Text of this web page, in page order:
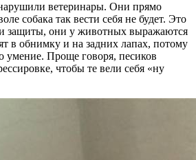
ветеринары. Они прямо
собака так вести себя не будет. Это
защиты, они у животных выражаются
в обнимку и на задних лапах, потому
умение. Проще говоря, песиков
чтобы те вели себя «ну